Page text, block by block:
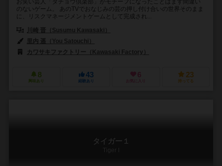
お笑い芸人「ダチョウ倶楽部」がモチーフになったことはまず間違い
のないゲーム。 あのTVでおなじみの芸の押し付け合いの世界そのまま
に、リスクマネージメントゲームとして完成され...
川崎 晋（Susumu Kawasaki）
里内 遥（You Satouchi）
カワサキファクトリー（Kawasaki Factory）
8
興味あり
43
経験あり
6
お気に入り
23
持ってる
タイガー１
Tiger I